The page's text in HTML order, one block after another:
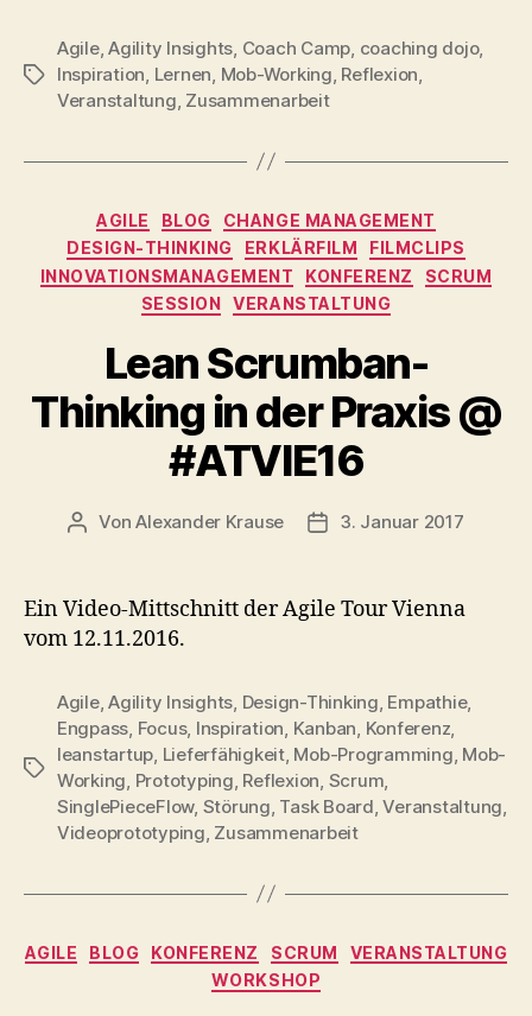
Schlagwörter
Agile,Agility Insights Coach Camp coaching dojo,
Inspiration Lernen Mob-Working Reflexion
Veranstaltung Zusammenarbeit
Kategorien
AGILE BLOG
CHANGE MANAGEMENT
DESIGN-THINKING
ERKLÄRFILM
FILMCLIPS
INNOVATIONSMANAGEMENT
KONFERENZ
SCRUM
SESSION
VERANSTALTUNG
Lean Scrumban-
Thinking in der Praxis @
#ATVIE16
Beitragsautor
VonAlexander Krause Beitragsdatum
3. Januar 2017
Ein Video-Mittschnitt der Agile Tour Vienna
vom 12.11.2016.
Schlagwörter
Agile,Agility Insights Design-Thinking Empathie,
Engpass Focus, Inspiration Kanban Konferenz
leanstartup Lieferfähigkeit, Mob-Programming Mob-
Working Prototyping Reflexion Scrum
SinglePieceFlow, Störung Task Board ,Veranstaltung
Videoprototyping Zusammenarbeit
Kategorien
AGILE BLOG KONFERENZ SCRUM
VERANSTALTUNG
WORKSHOP